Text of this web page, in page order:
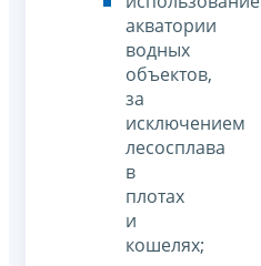
акватории
водных
объектов,
за
исключением
лесосплава
в
плотах
и
кошелях;